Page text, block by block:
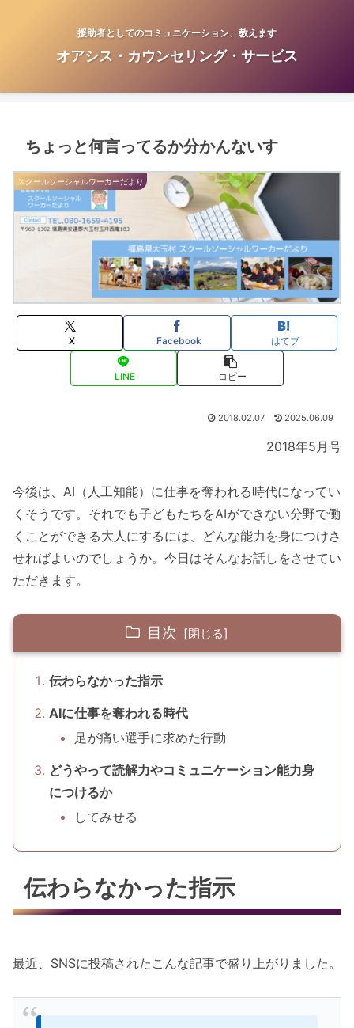
援助者としてのコミュニケーション、教えます
オアシス・カウンセリング・サービス
ちょっと何言ってるか分かんないす
スクールソーシャルワーカーだより
X Facebook はてブ
LINE コピー
2018.02.07 2025.06.09
2018年5月号
今後は、AI（人工知能）に仕事を奪われる時代になってい
くそうです。それでも子どもたちをAIができない分野で働
くことができる大人にするには、どんな能力を身につけさ
せればよいのでしょうか。今日はそんなお話しをさせてい
ただきます。
目次
伝わらなかった指示
AIに仕事を奪われる時代
足が痛い選手に求めた行動
どうやって読解力やコミュニケーション能力身
につけるか
してみせる
伝わらなかった指示
最近、SNSに投稿されたこんな記事で盛り上がりました。